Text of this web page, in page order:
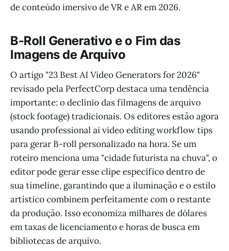
de conteúdo imersivo de VR e AR em 2026.
B-Roll Generativo e o Fim das
Imagens de Arquivo
O artigo "23 Best AI Video Generators for 2026"
revisado pela PerfectCorp destaca uma tendência
importante: o declínio das filmagens de arquivo
(stock footage) tradicionais. Os editores estão agora
usando professional ai video editing workflow tips
para gerar B-roll personalizado na hora. Se um
roteiro menciona uma "cidade futurista na chuva", o
editor pode gerar esse clipe específico dentro de
sua timeline, garantindo que a iluminação e o estilo
artístico combinem perfeitamente com o restante
da produção. Isso economiza milhares de dólares
em taxas de licenciamento e horas de busca em
bibliotecas de arquivo.